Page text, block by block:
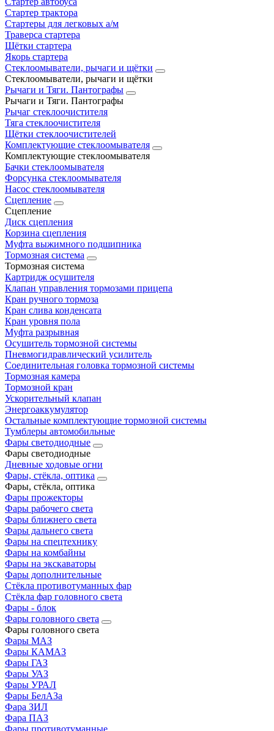
Стартер трактора
Стартеры для легковых а/м
Траверса стартера
Щётки стартера
Якорь стартера
Стеклоомыватели, рычаги и щётки
Стеклоомыватели, рычаги и щётки
Рычаги и Тяги. Пантографы
Рычаги и Тяги. Пантографы
Рычаг стеклоочистителя
Тяга стеклоочистителя
Щётки стеклоочистителей
Комплектующие стеклоомывателя
Комплектующие стеклоомывателя
Бачки стеклоомывателя
Форсунка стеклоомывателя
Насос стеклоомывателя
Сцепление
Сцепление
Диск сцепления
Корзина сцепления
Муфта выжимного подшипника
Тормозная система
Тормозная система
Картридж осушителя
Клапан управления тормозами прицепа
Кран ручного тормоза
Кран слива конденсата
Кран уровня пола
Муфта разрывная
Осушитель тормозной системы
Пневмогидравлический усилитель
Соединительная головка тормозной системы
Тормозная камера
Тормозной кран
Ускорительный клапан
Энергоаккумулятор
Остальные комплектующие тормозной системы
Тумблеры автомобильные
Фары светодиодные
Фары светодиодные
Дневные ходовые огни
Фары, стёкла, оптика
Фары, стёкла, оптика
Фары прожекторы
Фары рабочего света
Фары ближнего света
Фары дальнего света
Фары на спецтехнику
Фары на комбайны
Фары на экскаваторы
Фары дополнительные
Стёкла противотуманных фар
Стёкла фар головного света
Фары - блок
Фары головного света
Фары головного света
Фары МАЗ
Фары КАМАЗ
Фары ГАЗ
Фары УАЗ
Фары УРАЛ
Фары БелАЗа
Фара ЗИЛ
Фара ПАЗ